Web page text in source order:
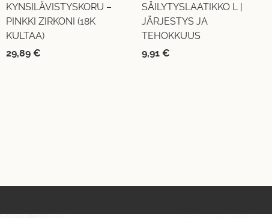
KYNSILÄVISTYSKORU –
PINKKI ZIRKONI (18K
KULTAA)
29,89 €
SÄILYTYSLAATIKKO L |
JÄRJESTYS JA
TEHOKKUUS
9,91 €